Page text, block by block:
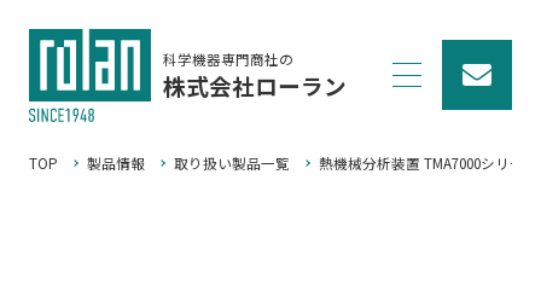
科学機器専門商社の
株式会社ローラン
TOP 製品情報 取り扱い製品一覧 熱機械分析装置 TMA7000シリーズ